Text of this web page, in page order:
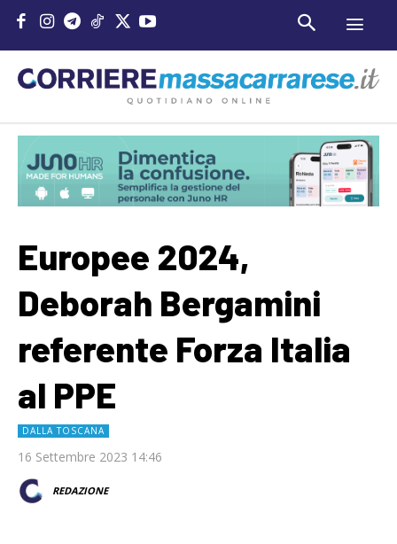
Europee 2024,
Deborah Bergamini
referente Forza Italia
al PPE
DALLA TOSCANA
16 Settembre 2023 14:46
REDAZIONE